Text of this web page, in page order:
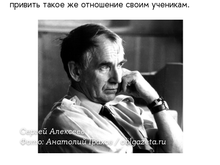
привить такое же отношение своим ученикам.
Сергей Алексеев
Фото: Анатолий Грахов / oblgazeta.ru